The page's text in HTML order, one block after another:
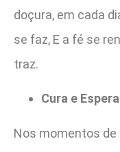
doçura, em cada
se faz, E a fé se
traz.
Cura e
Nos momentos de